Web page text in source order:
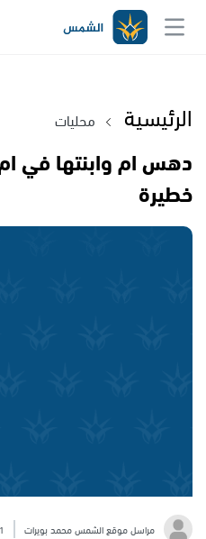
الرئيسية محليات
دهس ام وابنتها في
خطيرة
مراسل موقع الشمس محمد بويرات